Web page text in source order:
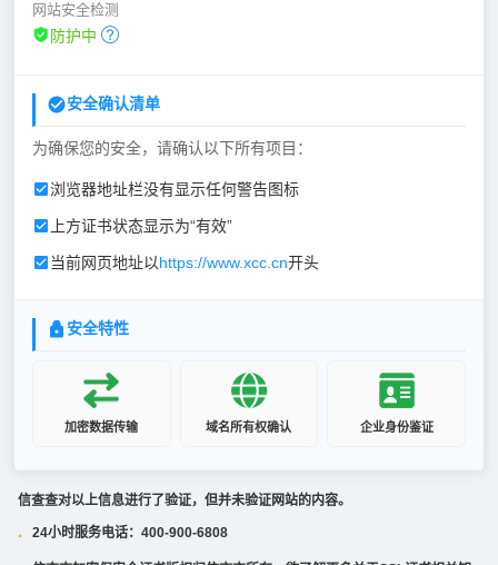
网站安全检测
防护中
安全确认清单
为确保您的安全，请确认以下所有项目：
浏览器地址栏没有显示任何警告图标
上方证书状态显示为“有效”
当前网页地址以https://www.xcc.cn开头
安全特性
加密数据传输 域名所有权确认 企业身份鉴证
信查查对以上信息进行了验证，但并未验证网站的内容。
· 24小时服务电话：400-900-6808